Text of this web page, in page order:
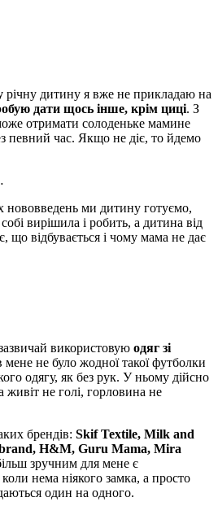
річну дитину я вже не прикладаю на
дати щось інше, крім циці. З
отримати солоденьке мамине
певний час. Якщо не діє, то йдемо
нововведень ми дитину готуємо,
вирішила і робить, а дитина від
що відбувається і чому мама не дає
використовую одяг зі
не було жодної такої футболки
одягу, як без рук. У ньому дійсно
живіт не голі, горловина не
брендів: Skif Textile, Milk and
H&M, Guru Mama, Mira
зручним для мене є
коли нема ніякого замка, а просто
один на одного.